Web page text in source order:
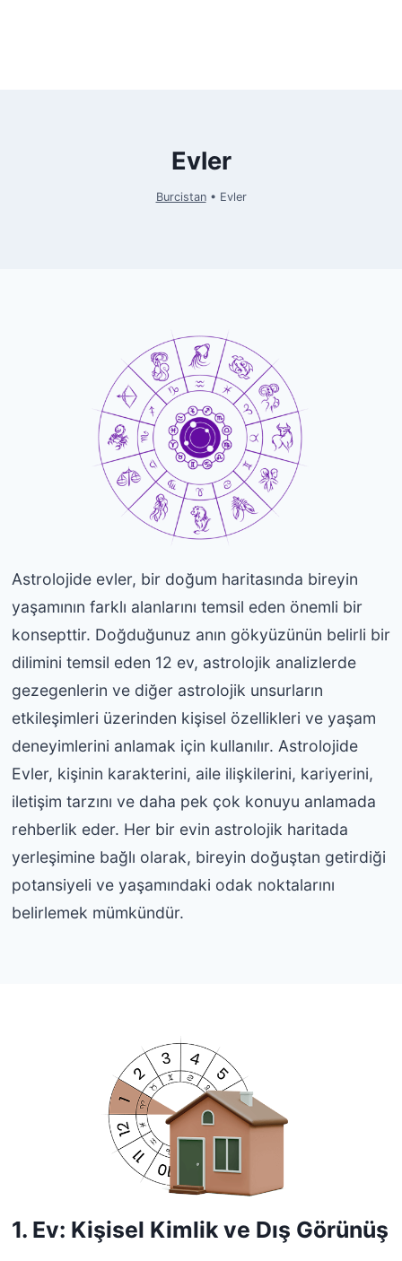
Evler
Burcistan• Evler
Astrolojide evler, bir doğum haritasında bireyin
yaşamının farklı alanlarını temsil eden önemli bir
konsepttir. Doğduğunuz anın gökyüzünün belirli bir
dilimini temsil eden 12 ev, astrolojik analizlerde
gezegenlerin ve diğer astrolojik unsurların
etkileşimleri üzerinden kişisel özellikleri ve yaşam
deneyimlerini anlamak için kullanılır. Astrolojide
Evler, kişinin karakterini, aile ilişkilerini, kariyerini,
iletişim tarzını ve daha pek çok konuyu anlamada
rehberlik eder. Her bir evin astrolojik haritada
yerleşimine bağlı olarak, bireyin doğuştan getirdiği
potansiyeli ve yaşamındaki odak noktalarını
belirlemek mümkündür.
1. Ev: Kişisel Kimlik ve Dış Görünüş